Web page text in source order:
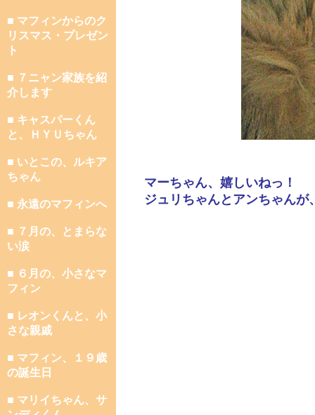
■ マフィンからのク
リスマス・プレゼン
ト
■ ７ニャン家族を紹
介します
■ キャスパーくん
と、ＨＹＵちゃん
■ いとこの、ルキア
ちゃん
■ 永遠のマフィンへ
■ ７月の、とまらな
い涙
■ ６月の、小さなマ
フィン
■ レオンくんと、小
さな親戚
■ マフィン、１９歳
の誕生日
■ マリイちゃん、サ
マーちゃん、嬉しいねっ！
ジュリちゃんとアンちゃん